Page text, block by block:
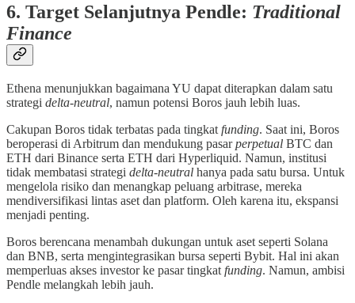
6. Target Selanjutnya Pendle: Traditional
Finance
Ethena menunjukkan bagaimana YU dapat diterapkan dalam satu
strategi delta-neutral, namun potensi Boros jauh lebih luas.
Cakupan Boros tidak terbatas pada tingkat funding. Saat ini, Boros
beroperasi di Arbitrum dan mendukung pasarperpetual BTC dan
ETH dari Binance serta ETH dari Hyperliquid. Namun, institusi
tidak membatasi strategi delta-neutral hanya pada satu bursa. Untuk
mengelola risiko dan menangkap peluang arbitrase, mereka
mendiversifikasi lintas aset dan platform. Oleh karena itu, ekspansi
menjadi penting.
Boros berencana menambah dukungan untuk aset seperti Solana
dan BNB, serta mengintegrasikan bursa seperti Bybit. Hal ini akan
memperluas akses investor ke pasar tingkat funding. Namun, ambisi
Pendle melangkah lebih jauh.